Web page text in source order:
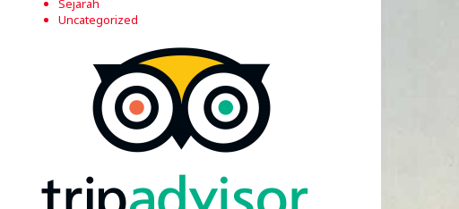
Sejarah
Uncategorized